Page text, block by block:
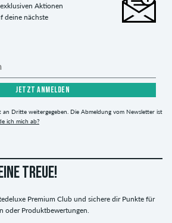
Aktionen
deine nächste
JETZT ANMELDEN
Dritte weitergegeben. Die Abmeldung vom Newsletter ist
ich mich ab?
TREUE!
Premium Club und sichere dir Punkte für
oder Produktbewertungen.